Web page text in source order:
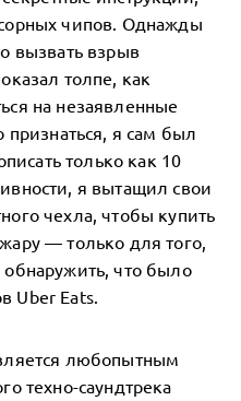
чипов. Однажды
вызвать взрыв
толпе, как
на незаявленные
я сам был
только как 10
я вытащил свои
чехла, чтобы купить
— только для того,
что было
Uber Eats.
любопытным
техно-саундтрека